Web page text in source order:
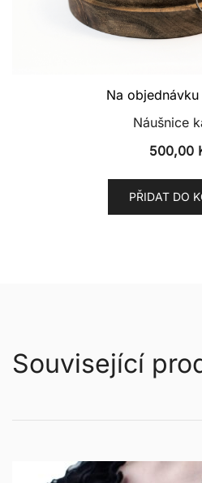
Na
Náušnice
500,00
PŘIDAT DO
Související